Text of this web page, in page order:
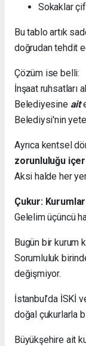
Sokaklar
Bu tablo artık
doğrudan tehdit
Çözüm ise belli:
İnşaat ruhsatları
Belediyesine ait
Belediysi'nin
Ayrıca kentsel
zorunluluğu
Aksi halde her
Çukur:
Gelelim üçüncü
Bugün bir kurum
Sorumluluk
değişmiyor.
İstanbul’da İSKİ
doğal çukurlarla
Büyükşehire ait